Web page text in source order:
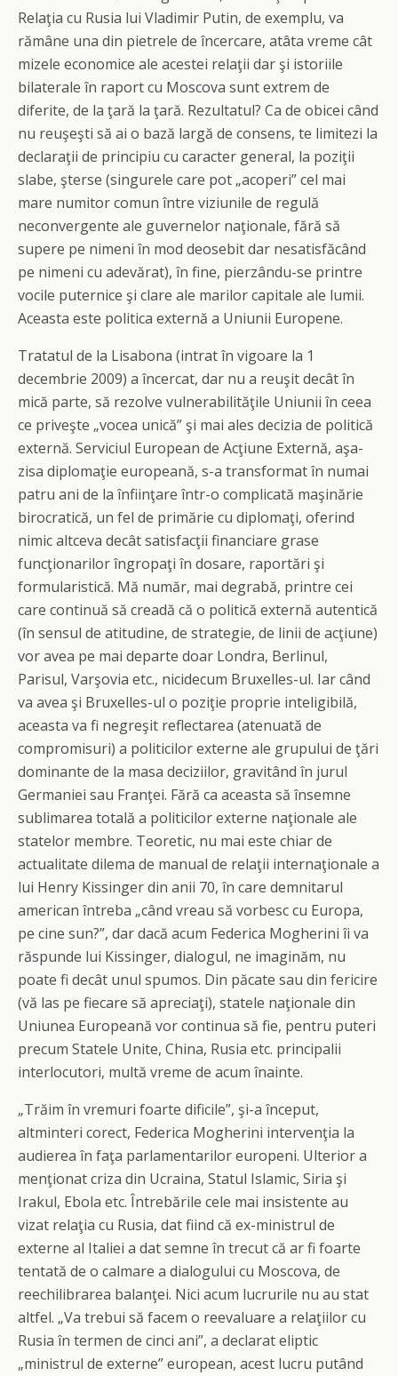
Relaţia cu Rusia lui Vladimir Putin, de exemplu, va
rămâne una din pietrele de încercare, atâta vreme cât
mizele economice ale acestei relaţii dar şi istoriile
bilaterale în raport cu Moscova sunt extrem de
diferite, de la ţară la ţară. Rezultatul? Ca de obicei când
nu reuşeşti să ai o bază largă de consens, te limitezi la
declaraţii de principiu cu caracter general, la poziţii
slabe, şterse (singurele care pot „acoperi” cel mai
mare numitor comun între viziunile de regulă
neconvergente ale guvernelor naţionale, fără să
supere pe nimeni în mod deosebit dar nesatisfăcând
pe nimeni cu adevărat), în fine, pierzându-se printre
vocile puternice şi clare ale marilor capitale ale lumii.
Aceasta este politica externă a Uniunii Europene.
Tratatul de la Lisabona (intrat în vigoare la 1
decembrie 2009) a încercat, dar nu a reuşit decât în
mică parte, să rezolve vulnerabilităţile Uniunii în ceea
ce priveşte „vocea unică” şi mai ales decizia de politică
externă. Serviciul European de Acţiune Externă, aşa-
zisa diplomaţie europeană, s-a transformat în numai
patru ani de la înfiinţare într-o complicată maşinărie
birocratică, un fel de primărie cu diplomaţi, oferind
nimic altceva decât satisfacţii financiare grase
funcţionarilor îngropaţi în dosare, raportări şi
formularistică. Mă număr, mai degrabă, printre cei
care continuă să creadă că o politică externă autentică
(în sensul de atitudine, de strategie, de linii de acţiune)
vor avea pe mai departe doar Londra, Berlinul,
Parisul, Varşovia etc., nicidecum Bruxelles-ul. Iar când
va avea şi Bruxelles-ul o poziţie proprie inteligibilă,
aceasta va fi negreşit reflectarea (atenuată de
compromisuri) a politicilor externe ale grupului de ţări
dominante de la masa deciziilor, gravitând în jurul
Germaniei sau Franţei. Fără ca aceasta să însemne
sublimarea totală a politicilor externe naţionale ale
statelor membre. Teoretic, nu mai este chiar de
actualitate dilema de manual de relaţii internaţionale a
lui Henry Kissinger din anii 70, în care demnitarul
american întreba „când vreau să vorbesc cu Europa,
pe cine sun?”, dar dacă acum Federica Mogherini îi va
răspunde lui Kissinger, dialogul, ne imaginăm, nu
poate fi decât unul spumos. Din păcate sau din fericire
(vă las pe fiecare să apreciaţi), statele naţionale din
Uniunea Europeană vor continua să fie, pentru puteri
precum Statele Unite, China, Rusia etc. principalii
interlocutori, multă vreme de acum înainte.
„Trăim în vremuri foarte dificile”, şi-a început,
altminteri corect, Federica Mogherini intervenţia la
audierea în faţa parlamentarilor europeni. Ulterior a
menţionat criza din Ucraina, Statul Islamic, Siria şi
Irakul, Ebola etc. Întrebările cele mai insistente au
vizat relaţia cu Rusia, dat fiind că ex-ministrul de
externe al Italiei a dat semne în trecut că ar fi foarte
tentată de o calmare a dialogului cu Moscova, de
reechilibrarea balanţei. Nici acum lucrurile nu au stat
altfel. „Va trebui să facem o reevaluare a relaţiilor cu
Rusia în termen de cinci ani”, a declarat eliptic
„ministrul de externe” european, acest lucru putând